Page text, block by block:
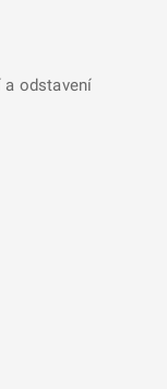
a odstavení